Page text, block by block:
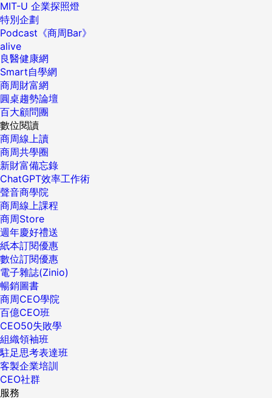
MIT-U 企業探照燈
特別企劃
Podcast《商周Bar》
alive
良醫健康網
Smart自學網
商周財富網
圓桌趨勢論壇
百大顧問團
數位閱讀
商周線上讀
商周共學圈
新財富備忘錄
ChatGPT效率工作術
聲音商學院
商周線上課程
商周Store
週年慶好禮送
紙本訂閱優惠
數位訂閱優惠
電子雜誌(Zinio)
暢銷圖書
商周CEO學院
百億CEO班
CEO50失敗學
組織領袖班
駐足思考表達班
客製企業培訓
CEO社群
服務